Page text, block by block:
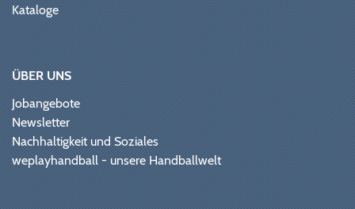
Kataloge
ÜBER UNS
Jobangebote
Newsletter
Nachhaltigkeit und Soziales
weplayhandball - unsere Handballwelt